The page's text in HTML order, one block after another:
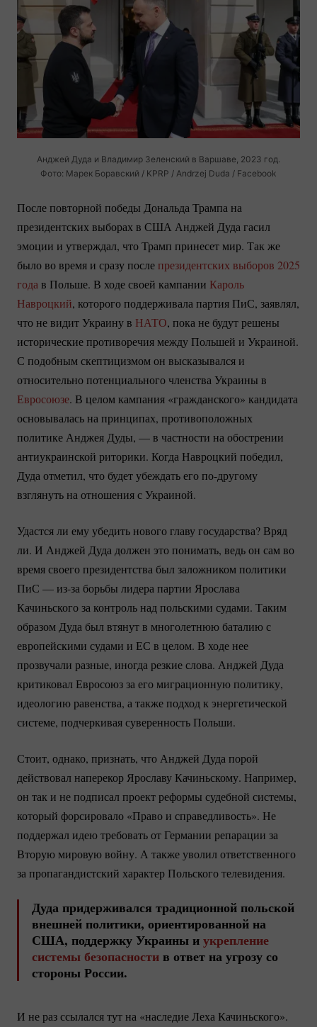
Анджей Дуда и Владимир Зеленский в Варшаве, 2023 год.
Фото: Марек Боравский / KPRP / Andrzej Duda / Facebook
После повторной победы Дональда Трампа на
президентских выборах в США Анджей Дуда гасил
эмоции и утверждал, что Трамп принесет мир. Так же
было во время и сразу после президентских выборов 2025
годав Польше. В ходе своей кампании Кароль
Навроцкий, которого поддерживала партия ПиС, заявлял,
что не видит Украину в НАТО, пока не будут решены
исторические противоречия между Польшей и Украиной.
С подобным скептицизмом он высказывался и
относительно потенциального членства Украины в
Евросоюзе. В целом кампания «гражданского» кандидата
основывалась на принципах, противоположных
политике Анджея Дуды, — в частности на обострении
антиукраинской риторики. Когда Навроцкий победил,
Дуда отметил, что будет убеждать егопо-другому
взглянуть на отношения с Украиной.
Удастся ли ему убедить нового главу государства? Вряд
ли. И Анджей Дуда должен это понимать, ведь он сам во
время своего президентства был заложником политики
ПиС —из-за борьбы лидера партии Ярослава
Качиньского за контроль над польскими судами. Таким
образом Дуда был втянут в многолетнюю баталию с
европейскими судами и ЕС в целом. В ходе нее
прозвучали разные, иногда резкие слова. Анджей Дуда
критиковал Евросоюз за его миграционную политику,
идеологию равенства, а также подход к энергетической
системе, подчеркивая суверенность Польши.
Стоит, однако, признать, что Анджей Дуда порой
действовал наперекор Ярославу Качиньскому. Например,
он так и не подписал проект реформы судебной системы,
который форсировало «Право и справедливость». Не
поддержал идею требовать от Германии репарации за
Вторую мировую войну. А также уволил ответственного
за пропагандистский характер Польского телевидения.
Дуда придерживался традиционной польской
внешней политики, ориентированной на
США, поддержку Украины иукрепление
системы безопасностив ответ на угрозу со
стороны России.
И не раз ссылался тут на «наследие Леха Качиньского».